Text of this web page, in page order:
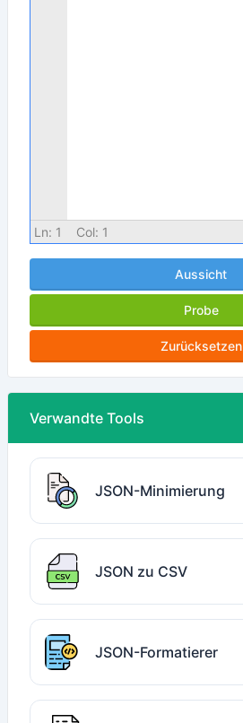
Ln: 1 Col: 1
Aussicht
Probe
Zurücksetzen
Verwandte Tools
JSON-Minimierung
JSON zu CSV
JSON-Formatierer